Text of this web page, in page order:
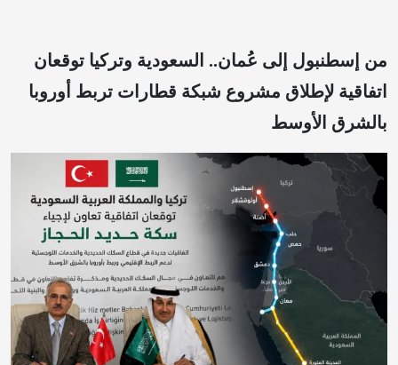
من إسطنبول إلى عُمان.. السعودية وتركيا توقعان
اتفاقية لإطلاق مشروع شبكة قطارات تربط أوروبا
بالشرق الأوسط